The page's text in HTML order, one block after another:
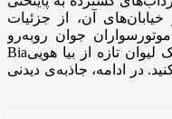
آن، از جزئیات
جوان روبه‌رو
شوید و در محله قدیمی Old Quarter یک لیوان تازه از بیا هوییBia
در ادامه، جاذبه‌ی دیدنی